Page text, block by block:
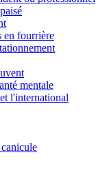
en fourrière
mentale
l'international